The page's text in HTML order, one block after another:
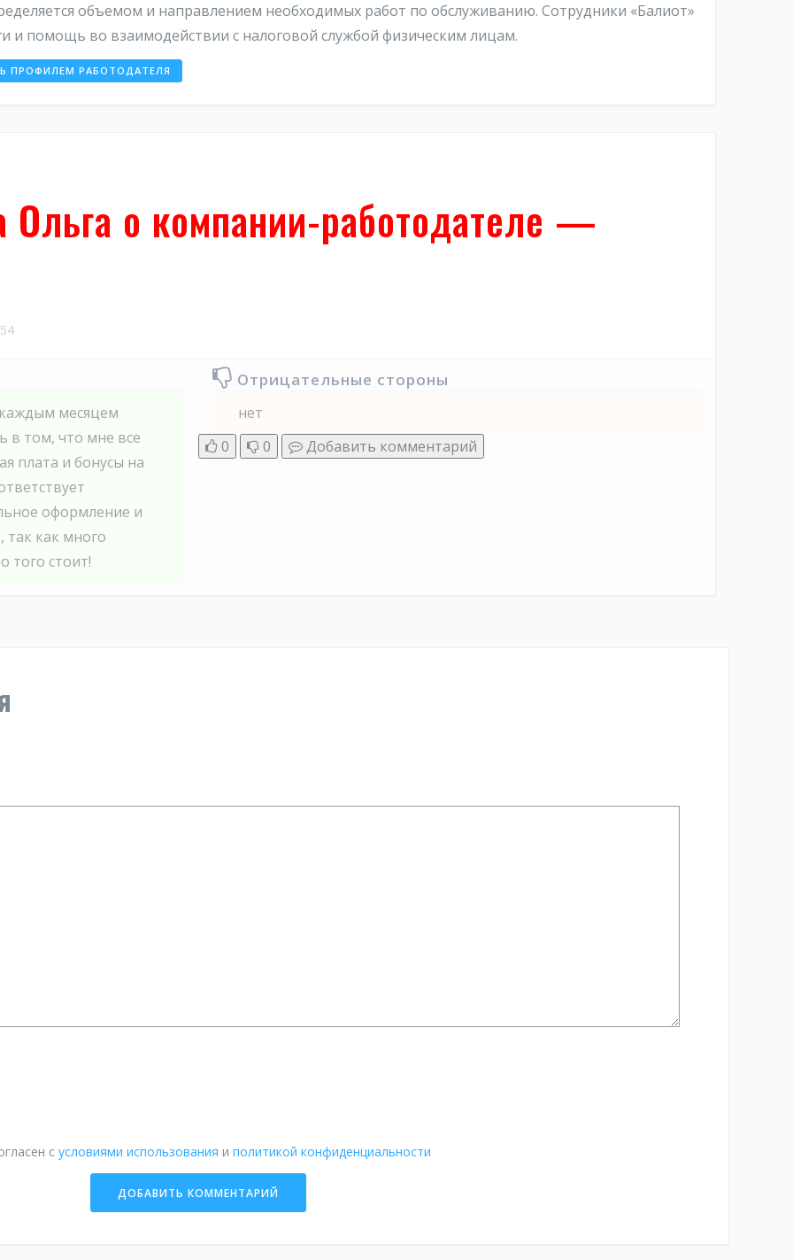
объемом и направлением необходимых работ по обслуживанию. Сотрудники «Балиот»
и помощь во взаимодействии с налоговой службой физическим лицам.
ПРОФИЛЕМ РАБОТОДАТЕЛЯ
Ольга о компании-работодателе —
месяцем
в том, что мне все
плата и бонусы на
оформление и
так как много
того стоит!
Отрицательные стороны
нет
0
0 Добавить комментарий
с условиями использования и политикой конфиденциальности